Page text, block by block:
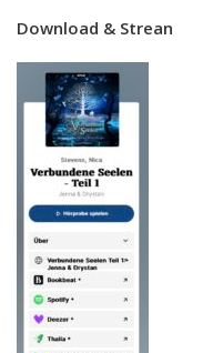
Download & Strean